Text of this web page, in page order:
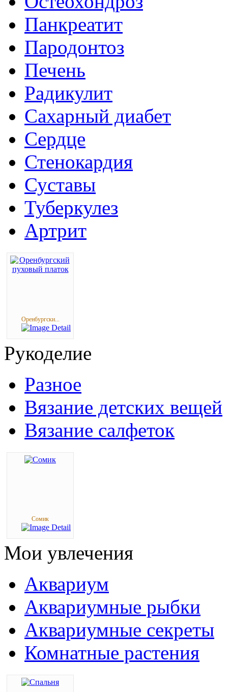
Панкреатит
Пародонтоз
Печень
Радикулит
Сахарный диабет
Сердце
Стенокардия
Суставы
Туберкулез
Артрит
Оренбургски...
Рукоделие
Разное
Вязание детских вещей
Вязание салфеток
Сомик
Мои увлечения
Аквариум
Аквариумные рыбки
Аквариумные секреты
Комнатные растения